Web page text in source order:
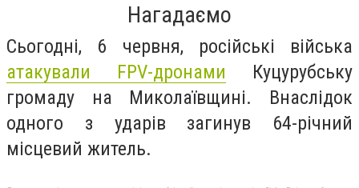
Нагадаємо
Сьогодні, 6 червня, російські війська
атакували FPV-дронами Куцурубську
громаду на Миколаївщині. Внаслідок
одного з ударів загинув 64-річний
місцевий житель.